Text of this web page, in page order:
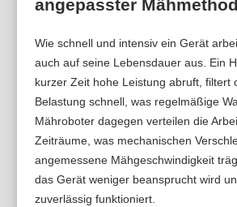
angepasster
Wie schnell und intensiv ein Gerät
auch auf seine Lebensdauer aus. Ein
kurzer Zeit hohe Leistung abruft, filtert
Belastung schnell, was regelmäßige
Mähroboter dagegen verteilen die
Zeiträume, was mechanischen
angemessene Mähgeschwindigkeit
das Gerät weniger beansprucht wird
zuverlässig funktioniert.